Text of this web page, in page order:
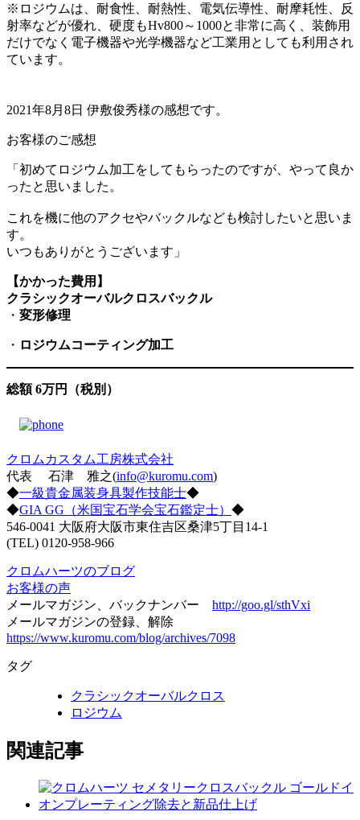
※ロジウムは、耐食性、耐熱性、電気伝導性、耐摩耗性、反
射率などが優れ、硬度もHv800～1000と非常に高く、装飾用
だけでなく電子機器や光学機器など工業用としても利用され
ています。
2021年8月8日 伊敷俊秀様の感想です。
お客様のご感想
「初めてロジウム加工をしてもらったのですが、やって良か
ったと思いました。
これを機に他のアクセやバックルなども検討したいと思いま
す。
いつもありがとうございます」
【かかった費用】
クラシックオーバルクロスバックル
・ 変形修理
・ ロジウムコーティング加工
総額 6万円（税別）
クロムカスタム工房株式会社
代表 石津 雅之(info@kuromu.com)
◆一級貴金属装身具製作技能士◆
◆GIA GG（米国宝石学会宝石鑑定士） ◆
546-0041 大阪府大阪市東住吉区桑津5丁目14-1
(TEL) 0120-958-966
クロムハーツのブログ
お客様の声
メールマガジン、バックナンバー http://goo.gl/sthVxi
メールマガジンの登録、解除
https://www.kuromu.com/blog/archives/7098
タグ
クラシックオーバルクロス
ロジウム
関連記事